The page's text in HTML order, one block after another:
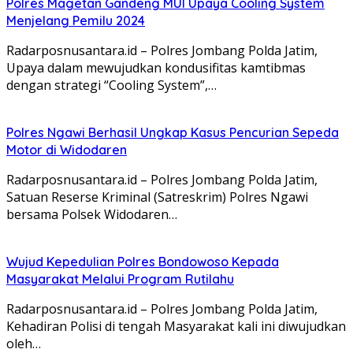
Menjelang Pemilu 2024
Radarposnusantara.id – Polres Jombang Polda Jatim,
Upaya dalam mewujudkan kondusifitas kamtibmas
dengan strategi “Cooling System”,…
Polres Ngawi Berhasil Ungkap Kasus Pencurian Sepeda
Motor di Widodaren
Radarposnusantara.id – Polres Jombang Polda Jatim,
Satuan Reserse Kriminal (Satreskrim) Polres Ngawi
bersama Polsek Widodaren…
Wujud Kepedulian Polres Bondowoso Kepada
Masyarakat Melalui Program Rutilahu
Radarposnusantara.id – Polres Jombang Polda Jatim,
Kehadiran Polisi di tengah Masyarakat kali ini diwujudkan
oleh…